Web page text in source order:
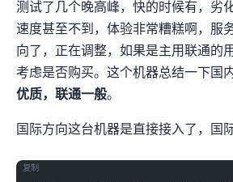
测试了几个晚高峰，快的时候有200Mbps+
速度甚至不到10Mbps，体验非常糟糕啊，
向QOS了，正在调整，如果是主用联通
考虑是否购买。这个机器总结一下国
优质，联通一般。
国际方向这台机器是直接接入了 ，国
复制